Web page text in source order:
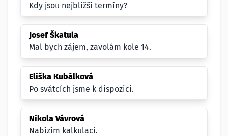
Kdy jsou nejbližší termíny?
Josef Škatula
Mal bych zájem, zavolám kole 14.
Eliška Kubálková
Po svátcích jsme k dispozici.
Nikola Vávrová
Nabízím kalkulaci.